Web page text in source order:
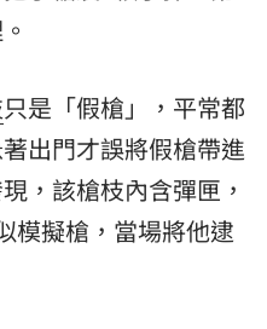
只是「假槍」，平常都
出門才誤將假槍帶進
，該槍枝內含彈匣，
模擬槍，當場將他逮